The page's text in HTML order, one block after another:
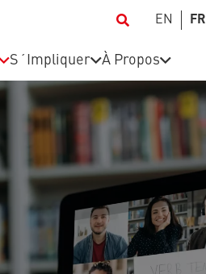
EN FR
S´Impliquer À Propos